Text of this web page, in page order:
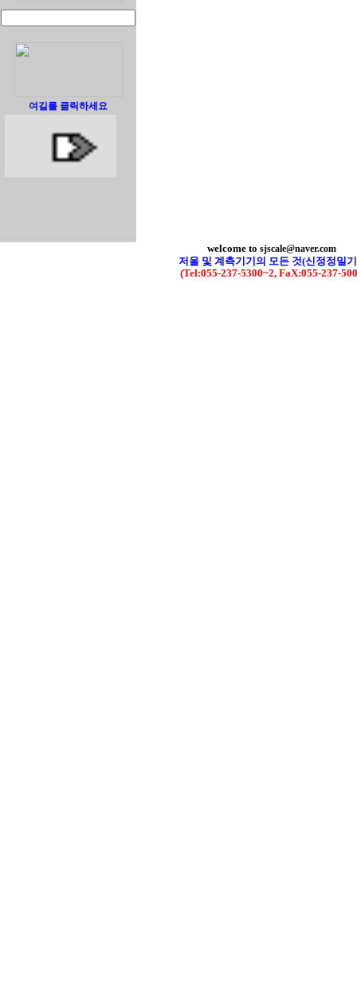
여길를 클릭하세요
welcome to sjscale@naver.com
저울 및 계측기기의 모든 것(신정정밀
(Tel:055-237-5300~2, FaX:055-237-